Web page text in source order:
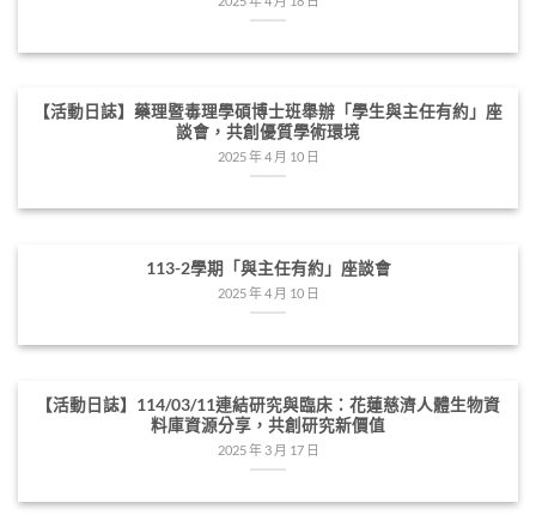
【活動日誌】藥理暨毒理學碩博士班舉辦「學生與主任有約」座
談會，共創優質學術環境
2025 年 4 月 10 日
113-2學期「與主任有約」座談會
2025 年 4 月 10 日
【活動日誌】114/03/11連結研究與臨床：花蓮慈濟人體生物資
料庫資源分享，共創研究新價值
2025 年 3 月 17 日